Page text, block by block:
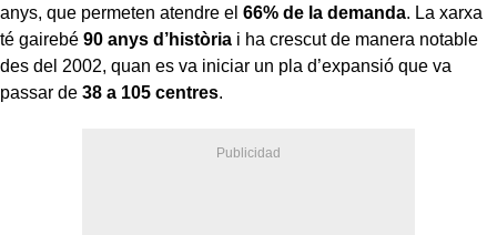
anys, que permeten atendre el 66% de la demanda. La xarxa
té gairebé 90 anys d’història i ha crescut de manera notable
des del 2002, quan es va iniciar un pla d’expansió que va
passar de 38 a 105 centres.